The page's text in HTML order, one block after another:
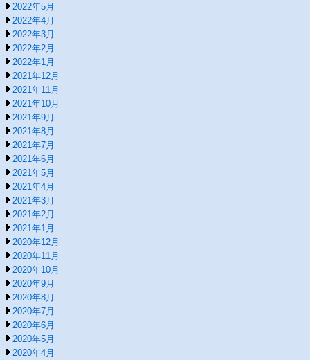
2022年5月
2022年4月
2022年3月
2022年2月
2022年1月
2021年12月
2021年11月
2021年10月
2021年9月
2021年8月
2021年7月
2021年6月
2021年5月
2021年4月
2021年3月
2021年2月
2021年1月
2020年12月
2020年11月
2020年10月
2020年9月
2020年8月
2020年7月
2020年6月
2020年5月
2020年4月